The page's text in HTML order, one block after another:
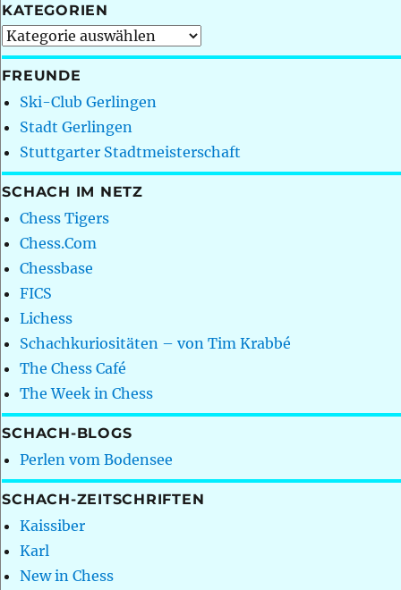
KATEGORIEN
Kategorien
FREUNDE
Ski-Club Gerlingen
Stadt Gerlingen
Stuttgarter Stadtmeisterschaft
SCHACH IM NETZ
Chess Tigers
Chess.Com
Chessbase
FICS
Lichess
Schachkuriositäten – von Tim Krabbé
The Chess Café
The Week in Chess
SCHACH-BLOGS
Perlen vom Bodensee
SCHACH-ZEITSCHRIFTEN
Kaissiber
Karl
New in Chess